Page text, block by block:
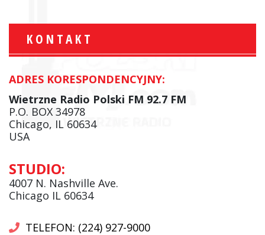
KONTAKT
ADRES KORESPONDENCYJNY:
Wietrzne Radio Polski FM 92.7 FM
P.O. BOX 34978
Chicago, IL 60634
USA
STUDIO:
4007 N. Nashville Ave.
Chicago IL 60634
TELEFON: (224) 927-9000